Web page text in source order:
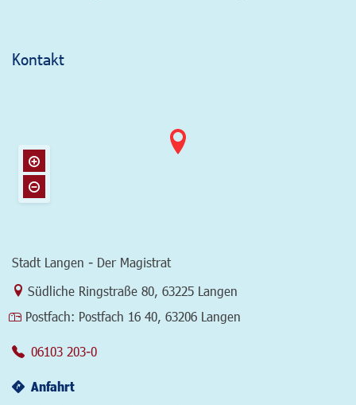
Kontakt
Stadt Langen - Der Magistrat
Link zur Google-Maps Navigation
Südliche Ringstraße 80, 63225 Langen
Postfach: Postfach 16 40, 63206 Langen
06103 203-0
Anfahrt